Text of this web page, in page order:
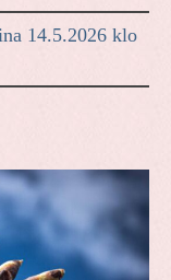
14.5.2026 klo